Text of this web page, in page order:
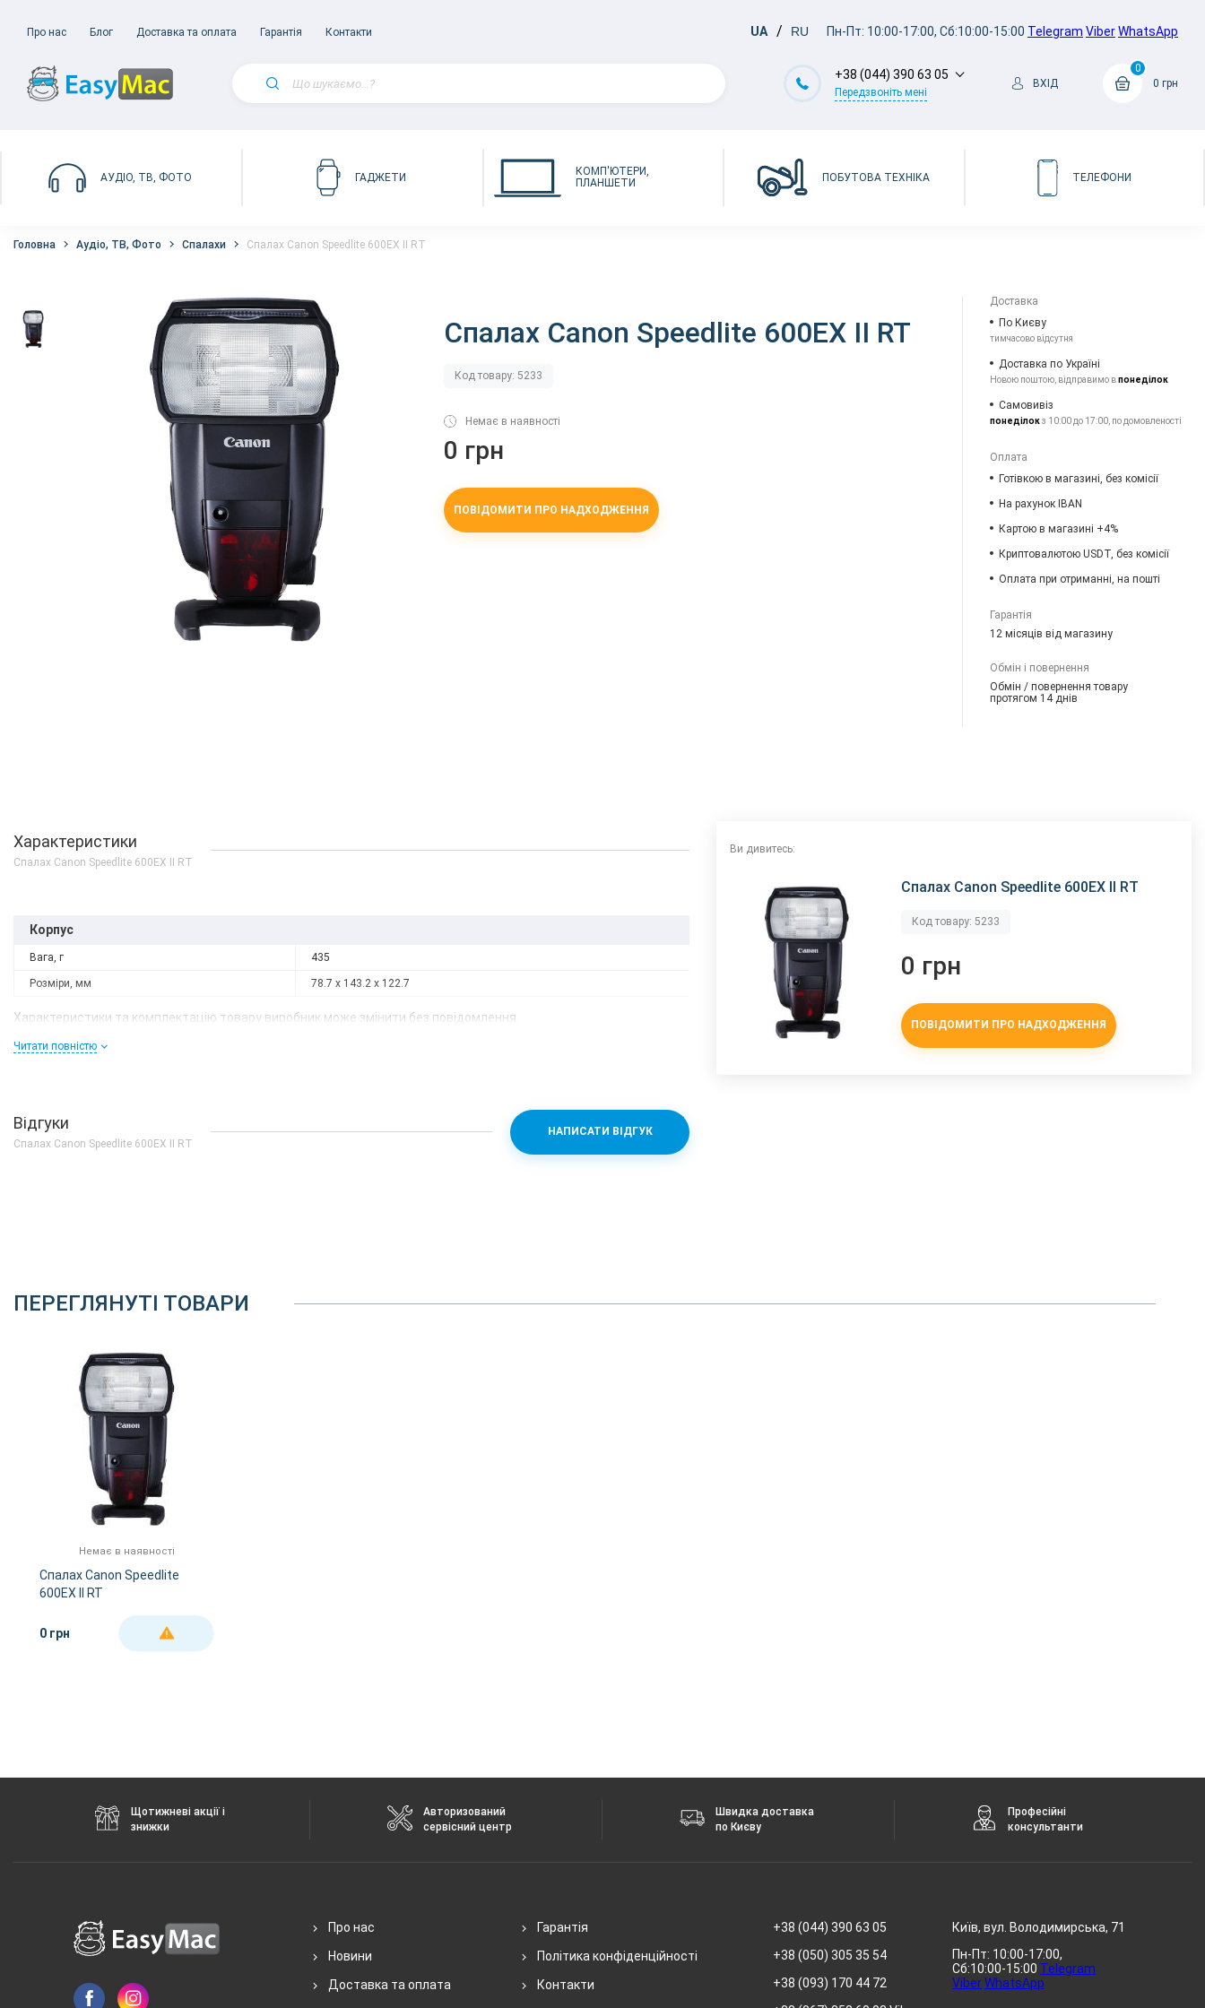
Про нас Блог Доставка та оплата Гарантія Контакти UA RU Пн-Пт: 10:00-17:00, Сб:10:00-15:00 Telegram ViberWhatsApp
+38 (044) 390 63 05
Передзвоніть мені
ВХІД
0
0 грн
АУДІО, ТВ, ФОТО ГАДЖЕТИ
КОМП'ЮТЕРИ,
ПЛАНШЕТИ
ПОБУТОВА ТЕХНІКА ТЕЛЕФОНИ
Головна Аудіо, ТВ, Фото Спалахи Спалах Canon Speedlite 600EX II RT
Спалах Canon Speedlite 600EX II RT
Код товару: 5233
Немає в наявності
0 грн
ПОВІДОМИТИ ПРО НАДХОДЖЕННЯ
Доставка
По Києву
тимчасово відсутня
Доставка по Україні
Новою поштою, відправимо впонеділок
Самовивіз
понеділокз 10:00 до 17:00, по домовленості
Оплата
Готівкою в магазині, без комісії
На рахунок IBAN
Картою в магазині +4%
Криптовалютою USDT, без комісії
Оплата при отриманні, на пошті
Гарантія
12 місяців від магазину
Обмін і повернення
Обмін / повернення товару
протягом 14 днів
Характеристики
Спалах Canon Speedlite 600EX II RT
Корпус
Вага, г 435
Розміри, мм 78.7 x 143.2 x 122.7
Характеристики та комплектацію товару виробник може змінити без повідомлення.
Читати повністю
Відгуки
Спалах Canon Speedlite 600EX II RT
НАПИСАТИ ВІДГУК
Ви дивитесь:
Спалах Canon Speedlite 600EX II RT
Код товару: 5233
0 грн
ПОВІДОМИТИ ПРО НАДХОДЖЕННЯ
ПЕРЕГЛЯНУТІ ТОВАРИ
Немає в наявності
Спалах Canon Speedlite
600EX II RT
0 грн ДЕТАЛЬНІШЕ
Щотижневі акції і
знижки
Авторизований
сервісний центр
Швидка доставка
по Києву
Професійні
консультанти
Про нас
Новини
Доставка та оплата
Гарантія
Політика конфіденційності
Контакти
+38 (044) 390 63 05
+38 (050) 305 35 54
+38 (093) 170 44 72
Київ, вул. Володимирська, 71
Пн-Пт: 10:00-17:00,
Сб:10:00-15:00 Telegram
ViberWhatsApp